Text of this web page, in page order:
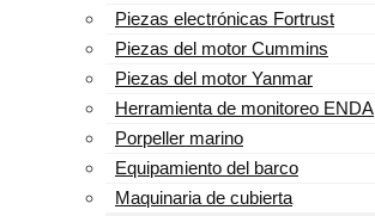
Piezas electrónicas Fortrust
Piezas del motor Cummins
Piezas del motor Yanmar
Herramienta de monitoreo ENDA
Porpeller marino
Equipamiento del barco
Maquinaria de cubierta